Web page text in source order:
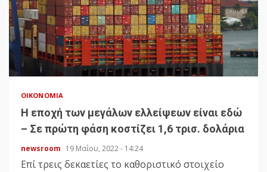
ΟΙΚΟΝΟΜΊΑ
H εποχή των μεγάλων ελλείψεων είναι εδώ
– Σε πρώτη φάση κοστίζει 1,6 τρισ. δολάρια
newsroom 19 Μαΐου, 2022 - 14:24
Επί τρεις δεκαετίες το καθοριστικό στοιχείο